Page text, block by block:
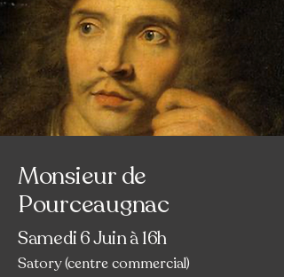
Monsieur de
Pourceaugnac
Samedi 6 Juin à 16h
Satory (centre commercial)